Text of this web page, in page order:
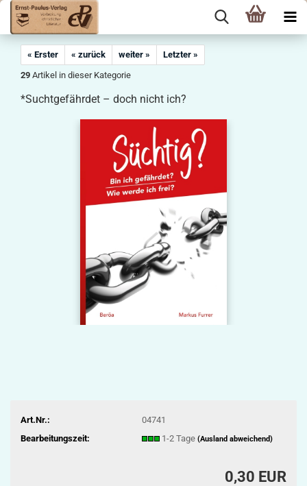
« Erster « zurück weiter »
Letzter »
29 Artikel in dieser Kategorie
*Suchtgefährdet – doch nicht ich?
Art.Nr.:
04741
Bearbeitungszeit:
1-2 Tage (Ausland abweichend)
0,30 EUR